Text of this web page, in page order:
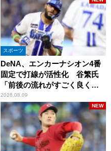
スポーツ
DeNA、エンカーナシオン4番
固定で打線が活性化 谷繁氏
「前後の流れがすごく良くな
りましたね」
2026.08.09
NEW